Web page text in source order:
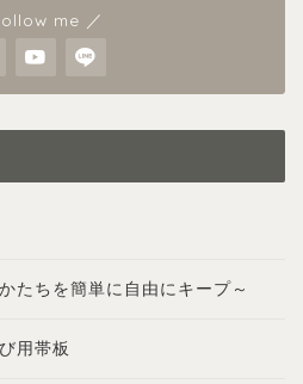
me ／
たちを簡単に自由にキープ～
用帯板